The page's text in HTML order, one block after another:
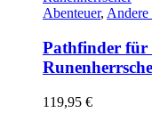
Abenteuer, Andere
Pathfinder für
119,95 €